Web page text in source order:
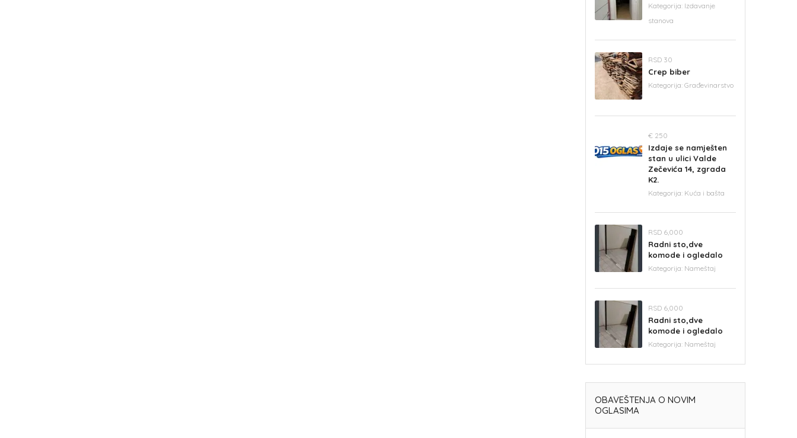
Kategorija: Izdavanje
stanova
RSD 30
Crep biber
Kategorija: Građevinarstvo
€ 250
Izdaje se namješten
stan u ulici Valde
Zečevića 14, zgrada
K2.
Kategorija: Kuća i bašta
RSD 6,000
Radni sto,dve
komode i ogledalo
Kategorija: Nameštaj
RSD 6,000
Radni sto,dve
komode i ogledalo
Kategorija: Nameštaj
OBAVEŠTENJA O NOVIM
OGLASIMA